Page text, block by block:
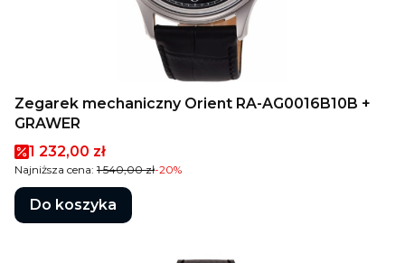
Zegarek mechaniczny Orient RA-AG0016B10B +
GRAWER
Cena promocyjna
1 232,00 zł
Najniższa cena: 1 540,00 zł-20%
Do koszyka